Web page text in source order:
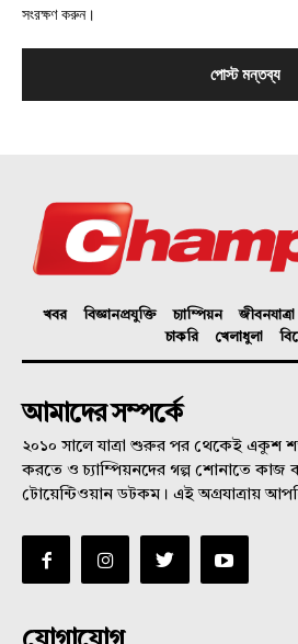
সংরক্ষণ করুন।
খবর বিজ্ঞানপ্রযুক্তি চ্যাম্পিয়ন জীবনযাত্রা
চাকরি
খেলাধুলা
আমাদের সম্পর্কে
২০১০ সালে যাত্রা শুরুর পর থেকেই একুশ
করতে ও চ্যাম্পিয়নদের গল্প শোনাতে কাজ
টোয়েন্টিওয়ান ডটকম। এই অগ্রযাত্রায়